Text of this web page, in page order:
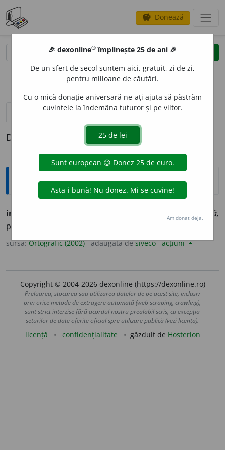
savings Donează
clear
opțiuni
definiții (1) pronunțievolume_up (1)
Definiția cu ID-ul 253387:
Ortografice DOOM
infinitezim
lă,
pl.
sursa:Ortografic (2002) adăugată desiveco acțiuni
Copyright © 2004-2026 dexonline (https://dexonline.ro)
Preluarea, stocarea sau utilizarea datelor de pe acest site, inclusiv
prin orice metode de extragere automată (web scraping, crawling),
sunt strict interzise fără acordul nostru prealabil scris, cu excepția
seturilor de date oferite oficial spre utilizare publică (vezi licența).
licență confidențialitate găzduit de Hosterion
🎉 dexonline® împlinește 25 de ani 🎉
De un sfert de secol suntem aici, gratuit, zi de zi,
pentru milioane de căutări.
Cu o mică donație aniversară ne-ați ajuta să păstrăm
cuvintele la îndemâna tuturor și pe viitor.
Am donat deja.